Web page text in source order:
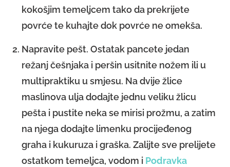
kokošjim temeljcem tako da prekrijete
povrće te kuhajte dok povrće ne omekša.
Napravite pešt. Ostatak pancete jedan
režanj češnjaka i peršin usitnite nožem ili u
multipraktiku u smjesu. Na dvije žlice
maslinova ulja dodajte jednu veliku žlicu
pešta i pustite neka se mirisi prožmu, a zatim
na njega dodajte limenku procijeđenog
graha i kukuruza i graška. Zalijte sve prelijete
ostatkom temeljca, vodom i Podravka